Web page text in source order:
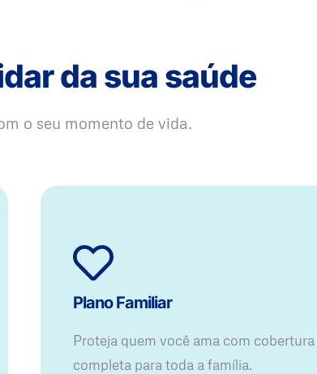
da sua saúde
o seu momento de vida.
Plano Familiar
Proteja quem você ama com cobertura
completa para toda a família.